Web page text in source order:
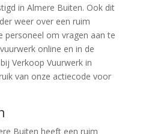
in Almere Buiten. Ook dit
weer over een ruim
personeel om vragen aan te
online en in de
Verkoop Vuurwerk in
van onze actiecode voor
Buiten heeft een ruim